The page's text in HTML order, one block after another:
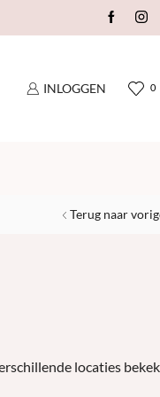
Nog geen
INLOGGEN 0
Terug naar
locaties